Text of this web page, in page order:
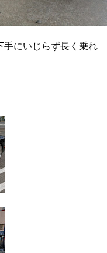
手にいじらず長く乗れ